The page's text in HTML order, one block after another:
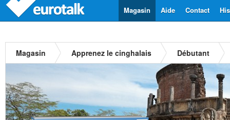
Contact
Aide
Magasin
Magasin Apprenez le cinghalais Débutant